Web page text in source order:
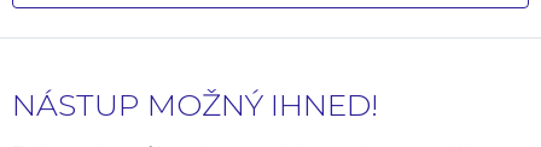
NÁSTUP MOŽNÝ IHNED!